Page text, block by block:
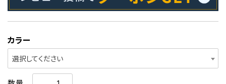
カラー
選択してください